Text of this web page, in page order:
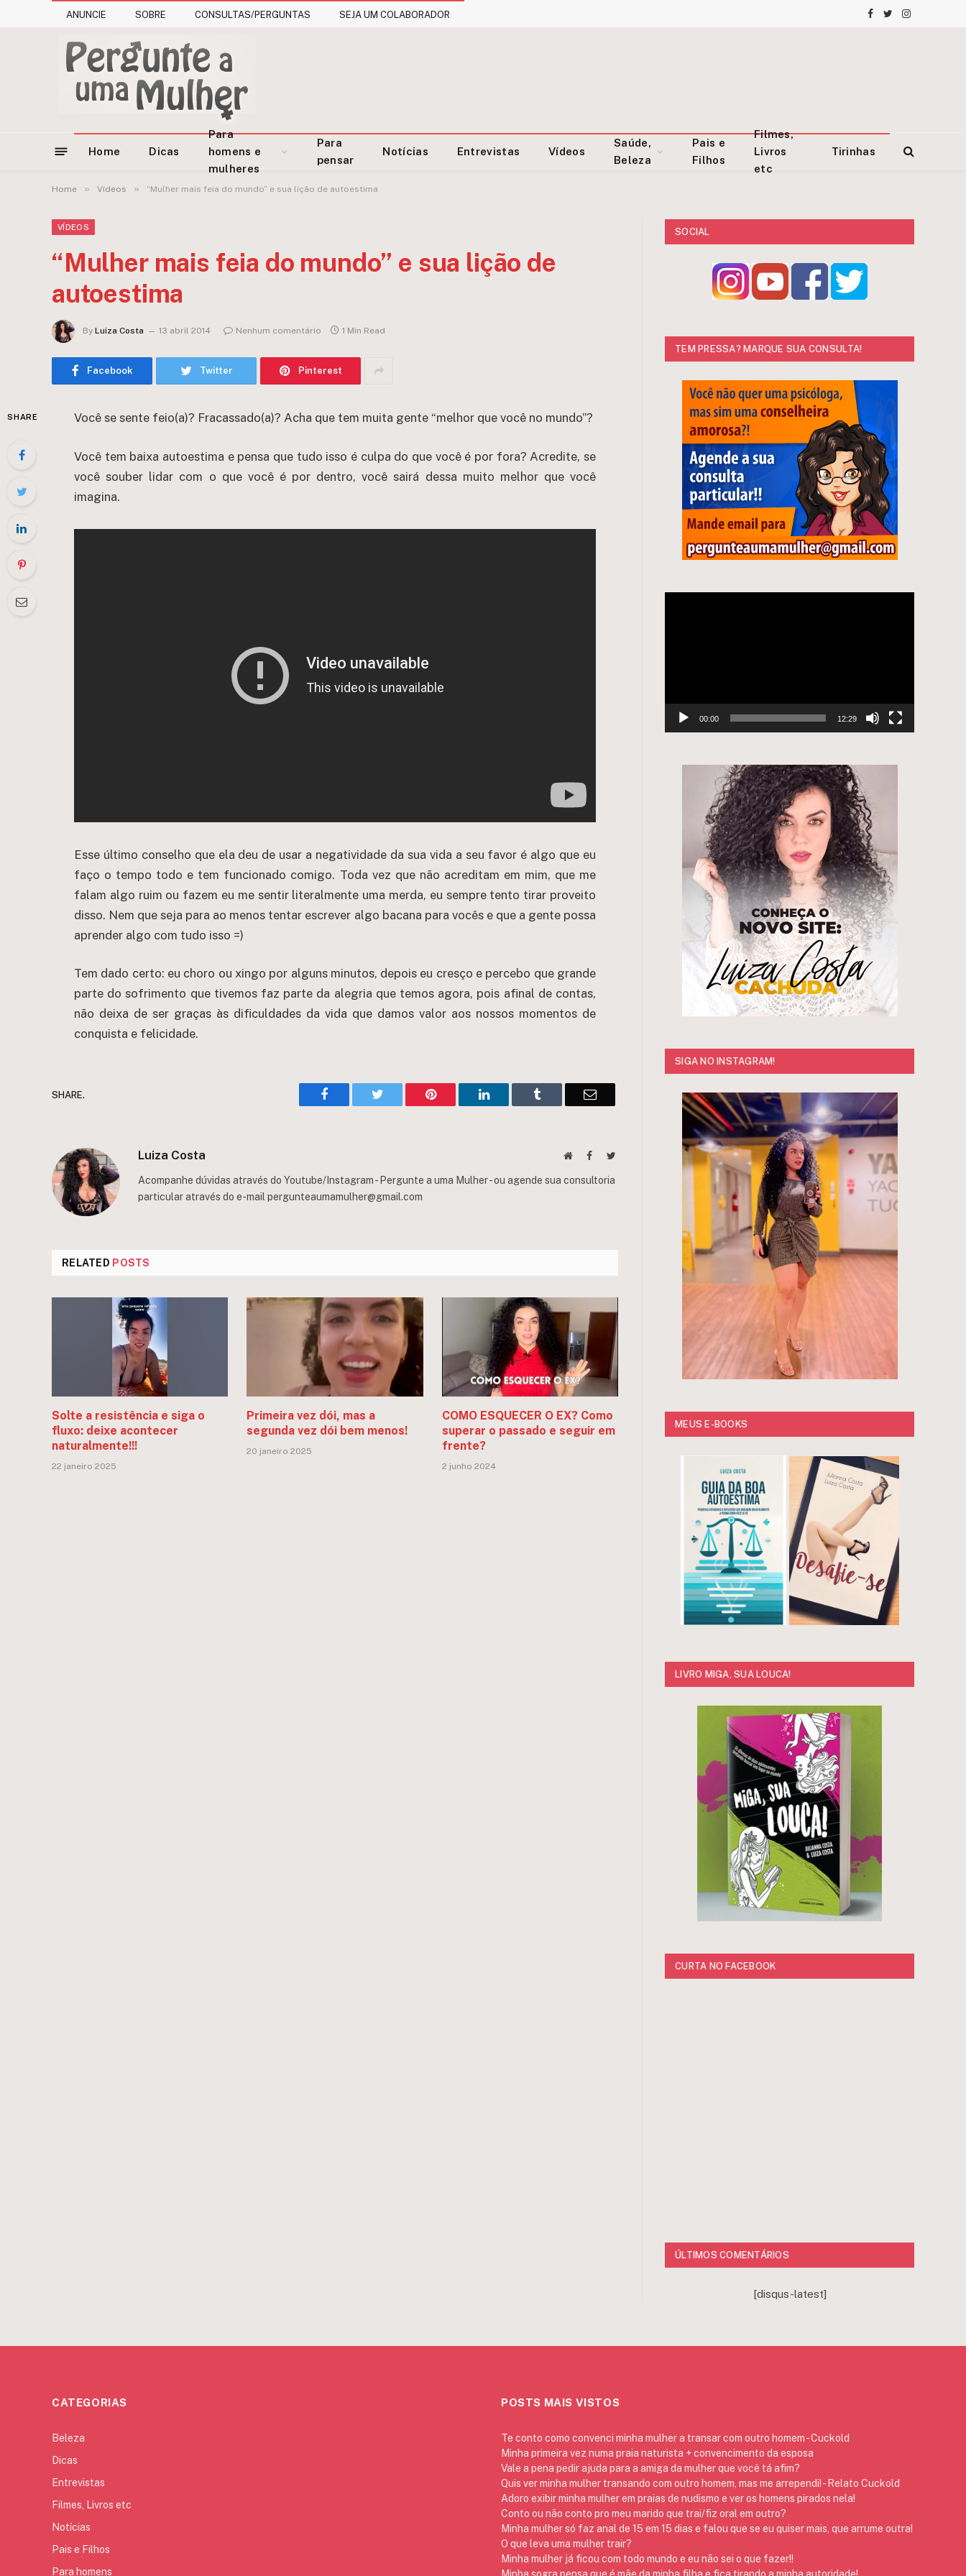
ANUNCIE SOBRE CONSULTAS/PERGUNTAS SEJA UM COLABORADOR Facebook
TwitterInstagram
Home Dicas
Para
homens e
mulheres
Para
pensar
Notícias Entrevistas Vídeos
Saúde,
Beleza
Pais e
Filhos
Filmes,
Livros
etc
Tirinhas
Home » Vídeos » “Mulher mais feia do mundo” e sua lição de autoestima
VÍDEOS
“Mulher mais feia do mundo” e sua lição de
autoestima
By Luiza Costa 13 abril 2014 Nenhum comentário 1 Min Read
Facebook Twitter Pinterest
SHARE Você se sente feio(a)? Fracassado(a)? Acha que tem muita gente “melhor que você no mundo”?
Você tem baixa autoestima e pensa que tudo isso é culpa do que você é por fora? Acredite, se
você souber lidar com o que você é por dentro, você sairá dessa muito melhor que você
imagina.
Esse último conselho que ela deu de usar a negatividade da sua vida a seu favor é algo que eu
faço o tempo todo e tem funcionado comigo. Toda vez que não acreditam em mim, que me
falam algo ruim ou fazem eu me sentir literalmente uma merda, eu sempre tento tirar proveito
disso. Nem que seja para ao menos tentar escrever algo bacana para vocês e que a gente possa
aprender algo com tudo isso =)
Tem dado certo: eu choro ou xingo por alguns minutos, depois eu cresço e percebo que grande
parte do sofrimento que tivemos faz parte da alegria que temos agora, pois afinal de contas,
não deixa de ser graças às dificuldades da vida que damos valor aos nossos momentos de
conquista e felicidade.
SHARE. Facebook Twitter Pinterest LinkedIn Tumblr Email
Luiza Costa WebsiteFacebookTwitter
Acompanhe dúvidas através do Youtube/Instagram - Pergunte a uma Mulher - ou agende sua consultoria
particular através do e-mailpergunteaumamulher@gmail.com
RELATED POSTS
Solte a resistência e siga o
fluxo: deixe acontecer
naturalmente!!!
22 janeiro 2025
Primeira vez dói, mas a
segunda vez dói bem menos!
20 janeiro 2025
COMO ESQUECER O EX? Como
superar o passado e seguir em
frente?
2 junho 2024
SOCIAL
TEM PRESSA? MARQUE SUA CONSULTA!
00:00 12:29
SIGA NO INSTAGRAM!
MEUS E-BOOKS
LIVRO MIGA, SUA LOUCA!
CURTA NO FACEBOOK
ÚLTIMOS COMENTÁRIOS
[disqus-latest]
CATEGORIAS
Beleza
Dicas
Entrevistas
Filmes, Livros etc
Notícias
Pais e Filhos
Para homens
POSTS MAIS VISTOS
Te conto como convenci minha mulher a transar com outro homem - Cuckold
Minha primeira vez numa praia naturista + convencimento da esposa
Vale a pena pedir ajuda para a amiga da mulher que você tá afim?
Quis ver minha mulher transando com outro homem, mas me arrependi! - Relato Cuckold
Adoro exibir minha mulher em praias de nudismo e ver os homens pirados nela!
Conto ou não conto pro meu marido que trai/fiz oral em outro?
Minha mulher só faz anal de 15 em 15 dias e falou que se eu quiser mais, que arrume outra!
O que leva uma mulher trair?
Minha mulher já ficou com todo mundo e eu não sei o que fazer!!
Minha sogra pensa que é mãe da minha filha e fica tirando a minha autoridade!